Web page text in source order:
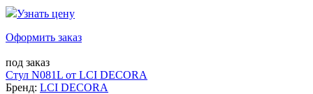
Узнать цену
Оформить заказ
под заказ
Стул N081L от LCI DECORA
Бренд: LCI DECORA